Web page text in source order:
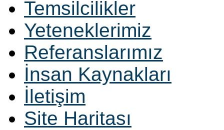
Temsilcilikler
Yeteneklerimiz
Referanslarımız
İnsan Kaynakları
İletişim
Site Haritası